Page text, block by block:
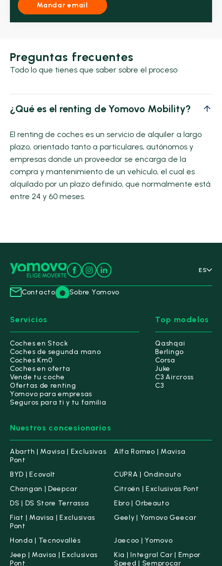
Mandar email
Preguntas frecuentes
Todo lo que tienes que saber sobre el proceso
¿Qué es el renting de Yomovo Mobility?
El renting de coches es un servicio de alquiler a largo
plazo, orientado tanto a particulares, autónomos y
empresas donde un proveedor se encarga de la
compra y mantenimiento de un vehículo, el cual es
alquilado por un plazo definido, que normalmente está
entre 24 y 60 meses.
ES
Contacto Sobre Yomovo
Servicios
Coches en Stock
Coches de segunda mano
Coches Km0
Coches en oferta
Vende tu coche
Ofertas de renting
Yomovo para empresas
Seguros para ti y tu familia
Top modelos
Qashqai
Berlingo
Corsa
Juke
C3 Aircross
C3
Nuestros concesionarios
Abarth | Mavisa | Exclusivas
Pont
Alfa Romeo | Mavisa
BYD | Ecovolt
CUPRA | Ondinauto
Changan | Deepcar
Citroën | Exclusivas Pont
DS | DS Store Terrassa
Ebro | Orbeauto
Fiat | Mavisa | Exclusivas
Pont
Geely | Yomovo Geecar
Honda | Tecnovallés
Jaecoo | Yomovo
Jeep | Mavisa | Exclusivas
Pont
Kia | Integral Car | Empor
Speed | Semprocar